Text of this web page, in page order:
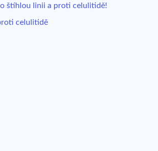
štíhlou linii a proti celulitidě!
celulitidě